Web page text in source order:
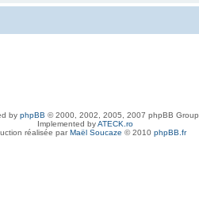
by phpBB © 2000, 2002, 2005, 2007 phpBB Group
Implemented byATECK.ro
réalisée parMaël Soucaze © 2010 phpBB.fr